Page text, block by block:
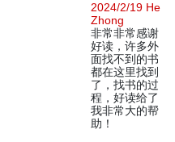
2024/2/19 He
Zhong
非常非常感谢
好读，许多外
面找不到的书
都在这里找到
了，找书的过
程，好读给了
我非常大的帮
助！